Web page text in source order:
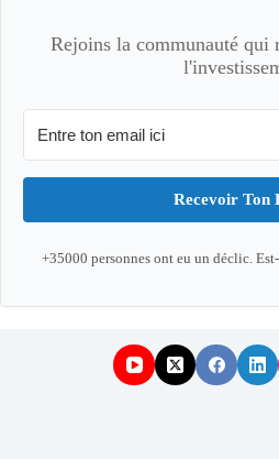
Rejoins la communauté qui
Recevoir Ton
+35000 personnes ont eu un déclic.